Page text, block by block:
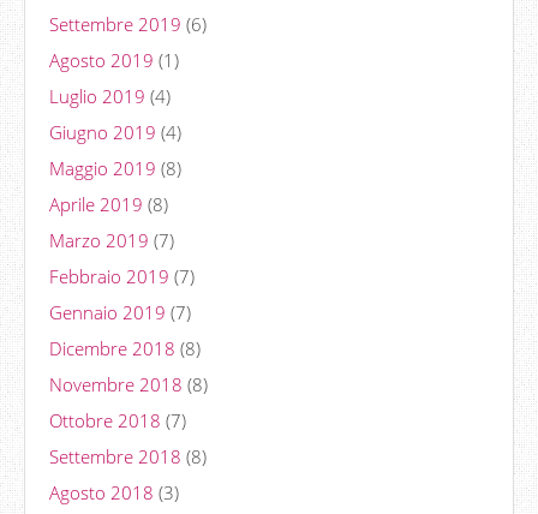
Settembre 2019 (6)
Agosto 2019 (1)
Luglio 2019 (4)
Giugno 2019 (4)
Maggio 2019 (8)
Aprile 2019 (8)
Marzo 2019 (7)
Febbraio 2019 (7)
Gennaio 2019 (7)
Dicembre 2018 (8)
Novembre 2018 (8)
Ottobre 2018 (7)
Settembre 2018 (8)
Agosto 2018 (3)